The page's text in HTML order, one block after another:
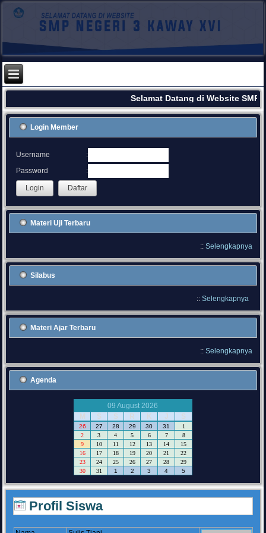
Selamat Datang di Website
Login Member
Username
:
Password
:
Materi Uji Terbaru
:: Selengkapnya
Silabus
:: Selengkapnya
Materi Ajar Terbaru
:: Selengkapnya
Agenda
09 August 2026
M
S S R K J S
26 27 28 29 30 31
1
2
3 4 5 6 7
8
9
10 11 12 13 14
15
16
17 18 19 20 21
22
23
24 25 26 27 28
29
30
31 1 2 3 4 5
Profil Siswa